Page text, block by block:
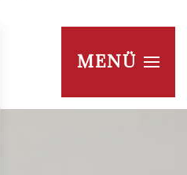
MENÜ